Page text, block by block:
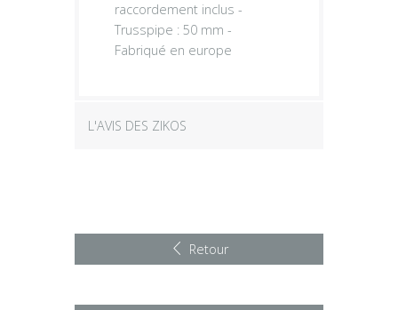
raccordement inclus -
Trusspipe : 50 mm -
Fabriqué en europe
L'AVIS DES ZIKOS
Retour